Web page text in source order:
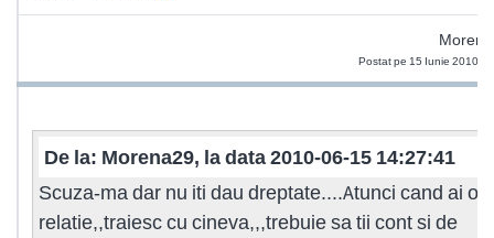
Postat pe 15 Iunie 2010
De la: Morena29, la data 2010-06-15 14:27:41
Scuza-ma dar nu iti dau dreptate....Atunci cand ai o
relatie,,traiesc cu cineva,,,trebuie sa tii cont si de